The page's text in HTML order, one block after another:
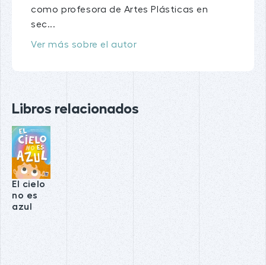
como profesora de Artes Plásticas en
sec...
Ver más sobre el autor
Libros relacionados
El cielo
no es
azul